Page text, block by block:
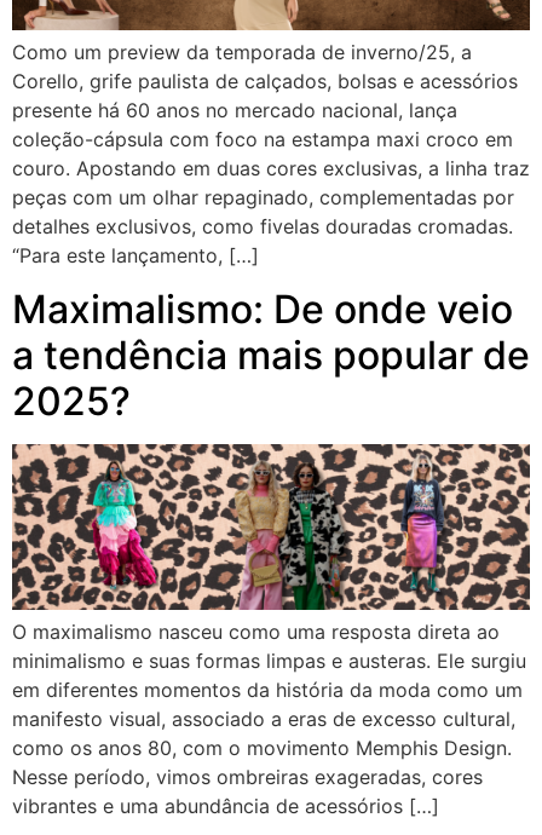
Como um preview da temporada de inverno/25, a
Corello, grife paulista de calçados, bolsas e acessórios
presente há 60 anos no mercado nacional, lança
coleção-cápsula com foco na estampa maxi croco em
couro. Apostando em duas cores exclusivas, a linha traz
peças com um olhar repaginado, complementadas por
detalhes exclusivos, como fivelas douradas cromadas.
“Para este lançamento, […]
Maximalismo: De onde veio
a tendência mais popular de
2025?
O maximalismo nasceu como uma resposta direta ao
minimalismo e suas formas limpas e austeras. Ele surgiu
em diferentes momentos da história da moda como um
manifesto visual, associado a eras de excesso cultural,
como os anos 80, com o movimento Memphis Design.
Nesse período, vimos ombreiras exageradas, cores
vibrantes e uma abundância de acessórios […]